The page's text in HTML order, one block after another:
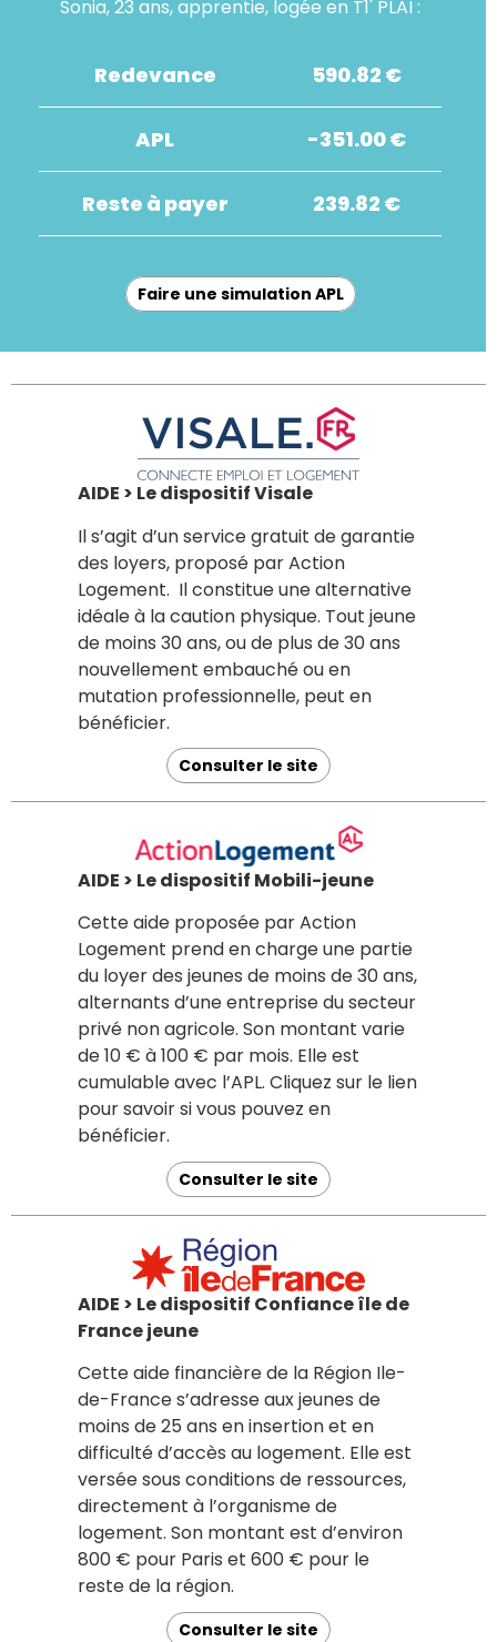
Sonia, 23 ans, apprentie, logée en T1' PLAI :
Redevance 590.82 €
APL -351.00 €
Reste à payer 239.82 €
Faire une simulation APL
AIDE > Le dispositif Visale
Il s’agit d’un service gratuit de garantie
des loyers, proposé par Action
Logement. Il constitue une alternative
idéale à la caution physique. Tout jeune
de moins 30 ans, ou de plus de 30 ans
nouvellement embauché ou en
mutation professionnelle, peut en
bénéficier.
Consulter le site
AIDE > Le dispositif Mobili-jeune
Cette aide proposée par Action
Logement prend en charge une partie
du loyer des jeunes de moins de 30 ans,
alternants d’une entreprise du secteur
privé non agricole. Son montant varie
de 10 € à 100 € par mois. Elle est
cumulable avec l’APL. Cliquez sur le lien
pour savoir si vous pouvez en
bénéficier.
Consulter le site
AIDE > Le dispositif Confiance île de
France jeune
Cette aide financière de la Région Ile-
de-France s’adresse aux jeunes de
moins de 25 ans en insertion et en
difficulté d’accès au logement. Elle est
versée sous conditions de ressources,
directement à l’organisme de
logement. Son montant est d’environ
800 € pour Paris et 600 € pour le
reste de la région.
Consulter le site